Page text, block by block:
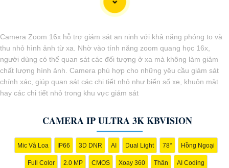
Camera Zoom 16x hỗ trợ giám sát an ninh với khả năng phóng to và
thu nhỏ hình ảnh từ xa. Nhờ vào tính năng zoom quang học 16x,
người dùng có thể quan sát các đối tượng ở xa mà không làm giảm
chất lượng hình ảnh. Camera phù hợp cho những yêu cầu giám sát
chính xác, giúp quan sát các chi tiết nhỏ như biển số xe, khuôn mặt
hay các chi tiết nhỏ trong khu vực giám sát
CAMERA IP ULTRA 3K KBVISION
Mic Và Loa IP66 3D DNR AI Dual Light 78° Hồng Ngoại
Full Color 2.0 MP CMOS Xoay 360 Thân AI Coding